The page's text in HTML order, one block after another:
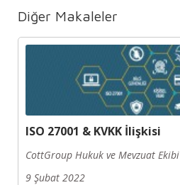
Diğer Makaleler
ISO 27001 & KVKK İlişkisi
CottGroup Hukuk ve Mevzuat Ekibi
9 Şubat 2022